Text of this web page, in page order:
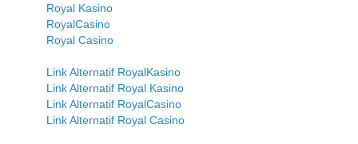
Royal Kasino
RoyalCasino
Royal Casino
Link Alternatif RoyalKasino
Link Alternatif Royal Kasino
Link Alternatif RoyalCasino
Link Alternatif Royal Casino